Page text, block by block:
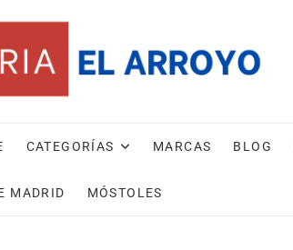
CATEGORÍAS MARCAS BLOG
MADRID MÓSTOLES